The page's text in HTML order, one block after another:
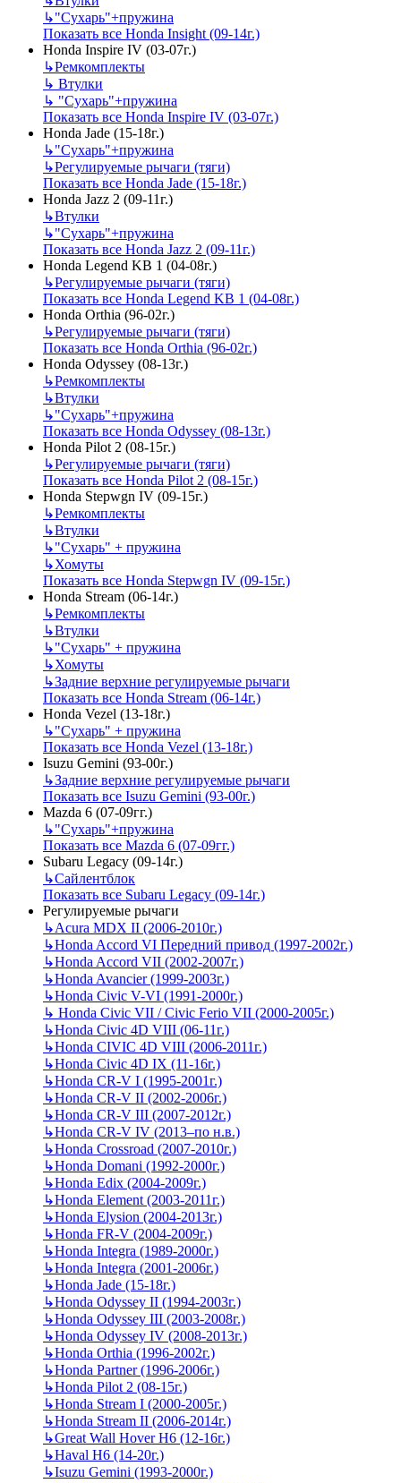
↳"Сухарь"+пружина
Показать все Honda Insight (09-14г.)
Honda Inspire IV (03-07г.)
↳Ремкомплекты
↳ Втулки
↳ "Сухарь"+пружина
Показать все Honda Inspire IV (03-07г.)
Honda Jade (15-18г.)
↳"Сухарь"+пружина
↳Регулируемые рычаги (тяги)
Показать все Honda Jade (15-18г.)
Honda Jazz 2 (09-11г.)
↳Втулки
↳"Сухарь"+пружина
Показать все Honda Jazz 2 (09-11г.)
Honda Legend KB 1 (04-08г.)
↳Регулируемые рычаги (тяги)
Показать все Honda Legend KB 1 (04-08г.)
Honda Orthia (96-02г.)
↳Регулируемые рычаги (тяги)
Показать все Honda Orthia (96-02г.)
Honda Odyssey (08-13г.)
↳Ремкомплекты
↳Втулки
↳"Сухарь"+пружина
Показать все Honda Odyssey (08-13г.)
Honda Pilot 2 (08-15г.)
↳Регулируемые рычаги (тяги)
Показать все Honda Pilot 2 (08-15г.)
Honda Stepwgn IV (09-15г.)
↳Ремкомплекты
↳Втулки
↳"Сухарь" + пружина
↳Хомуты
Показать все Honda Stepwgn IV (09-15г.)
Honda Stream (06-14г.)
↳Ремкомплекты
↳Втулки
↳"Сухарь" + пружина
↳Хомуты
↳Задние верхние регулируемые рычаги
Показать все Honda Stream (06-14г.)
Honda Vezel (13-18г.)
↳"Сухарь" + пружина
Показать все Honda Vezel (13-18г.)
Isuzu Gemini (93-00г.)
↳Задние верхние регулируемые рычаги
Показать все Isuzu Gemini (93-00г.)
Mazda 6 (07-09гг.)
↳"Сухарь"+пружина
Показать все Mazda 6 (07-09гг.)
Subaru Legacy (09-14г.)
↳Сайлентблок
Показать все Subaru Legacy (09-14г.)
Регулируемые рычаги
↳Acura MDX II (2006-2010г.)
↳Honda Accord VI Передний привод (1997-2002г.)
↳Honda Accord VII (2002-2007г.)
↳Honda Avancier (1999-2003г.)
↳Honda Civic V-VI (1991-2000г.)
↳ Honda Civic VII / Civic Ferio VII (2000-2005г.)
↳Honda Civic 4D VIII (06-11г.)
↳Honda CIVIC 4D VIII (2006-2011г.)
↳Honda Civic 4D IX (11-16г.)
↳Honda CR-V I (1995-2001г.)
↳Honda CR-V II (2002-2006г.)
↳Honda CR-V III (2007-2012г.)
↳Honda CR-V IV (2013–по н.в.)
↳Honda Crossroad (2007-2010г.)
↳Honda Domani (1992-2000г.)
↳Honda Edix (2004-2009г.)
↳Honda Element (2003-2011г.)
↳Honda Elysion (2004-2013г.)
↳Honda FR-V (2004-2009г.)
↳Honda Integra (1989-2000г.)
↳Honda Integra (2001-2006г.)
↳Honda Jade (15-18г.)
↳Honda Odyssey II (1994-2003г.)
↳Honda Odyssey III (2003-2008г.)
↳Honda Odyssey IV (2008-2013г.)
↳Honda Orthia (1996-2002г.)
↳Honda Partner (1996-2006г.)
↳Honda Pilot 2 (08-15г.)
↳Honda Stream I (2000-2005г.)
↳Honda Stream II (2006-2014г.)
↳Great Wall Hover H6 (12-16г.)
↳Haval H6 (14-20г.)
↳Isuzu Gemini (1993-2000г.)